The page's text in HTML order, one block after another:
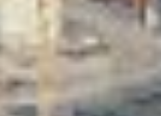
Valon Kaupunki
Lasten Lysti & LystiKylä-